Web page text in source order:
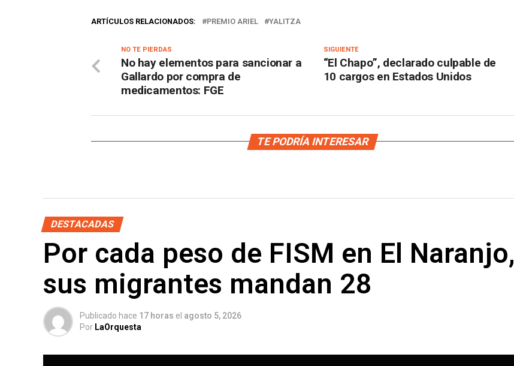
ARTÍCULOS RELACIONADOS: PREMIO ARIEL YALITZA
SIGUIENTE
“El Chapo”, declarado culpable de
10 cargos en Estados Unidos
NO TE PIERDAS
No hay elementos para sancionar a
Gallardo por compra de
medicamentos: FGE
TE PODRÍA INTERESAR
DESTACADAS
Por cada peso de FISM en El Naranjo,
sus migrantes mandan 28
Publicado hace 17 horas el agosto 5, 2026
Por LaOrquesta